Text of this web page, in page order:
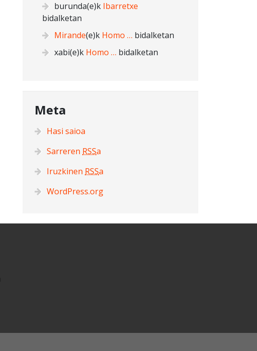
burunda(e)k Ibarretxe
bidalketan
Mirande(e)k Homo … bidalketan
xabi(e)k Homo … bidalketan
Meta
Hasi saioa
Sarreren RSSa
Iruzkinen RSSa
WordPress.org